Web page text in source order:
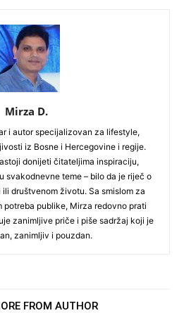
Mirza D.
i autor specijalizovan za lifestyle,
iz Bosne i Hercegovine i regije.
donijeti čitateljima inspiraciju,
svakodnevne teme – bilo da je riječ o
društvenom životu. Sa smislom za
potreba publike, Mirza redovno prati
zanimljive priče i piše sadržaj koji je
zanimljiv i pouzdan.
FROM AUTHOR